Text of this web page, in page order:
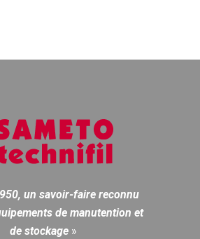
un savoir-faire reconnu
de manutention et
de stockage »